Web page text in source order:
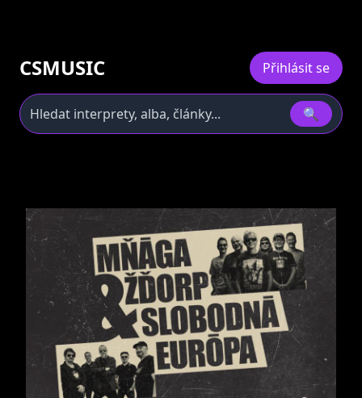
CSMUSIC Přihlásit se
🔍